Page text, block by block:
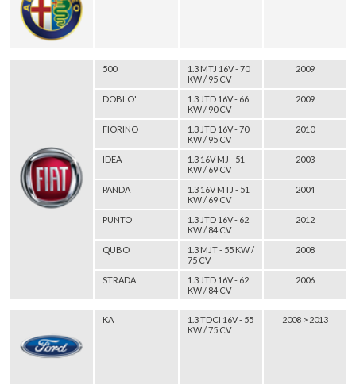
500
1.3 MTJ 16V - 70
KW / 95 CV
2009
DOBLO'
1.3 JTD 16V - 66
KW / 90 CV
2009
FIORINO
1.3 JTD 16V - 70
KW / 95 CV
2010
IDEA
1.3 16V MJ - 51
KW / 69 CV
2003
PANDA
1.3 16V MTJ - 51
KW / 69 CV
2004
PUNTO
1.3 JTD 16V - 62
KW / 84 CV
2012
QUBO
1.3 MJT - 55 KW /
75 CV
2008
STRADA
1.3 JTD 16V - 62
KW / 84 CV
2006
KA
1.3 TDCI 16V - 55
KW / 75 CV
2008 > 2013